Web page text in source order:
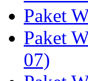
Paket
Paket
07)